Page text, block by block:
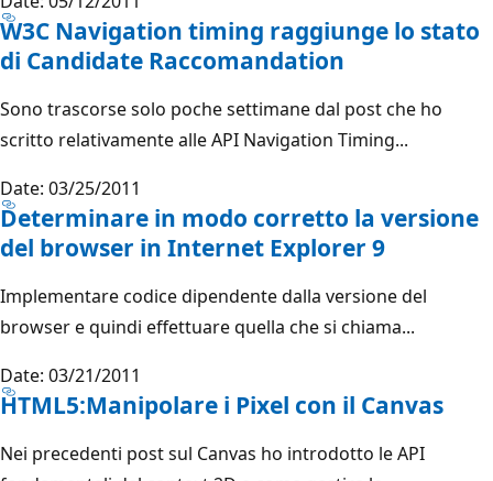
W3C Navigation timing raggiunge lo stato
di Candidate Raccomandation
Sono trascorse solo poche settimane dal post che ho
scritto relativamente alle API Navigation Timing...
Date: 03/25/2011
Determinare in modo corretto la versione
del browser in Internet Explorer 9
Implementare codice dipendente dalla versione del
browser e quindi effettuare quella che si chiama...
Date: 03/21/2011
HTML5:Manipolare i Pixel con il Canvas
Nei precedenti post sul Canvas ho introdotto le API